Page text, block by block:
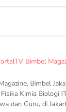
Bimbel
Kimia Biologi
dan Guru, di